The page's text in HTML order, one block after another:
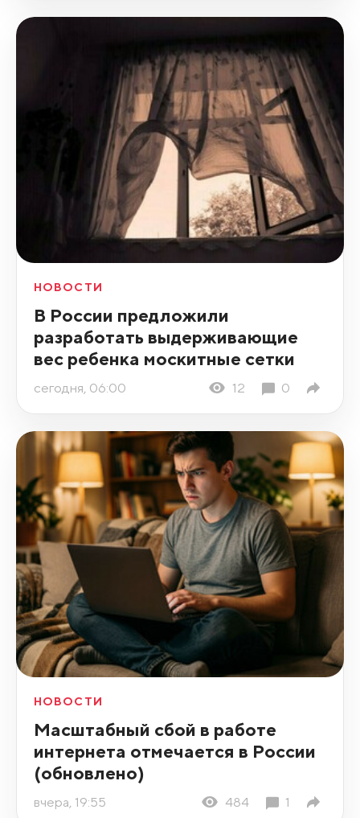
НОВОСТИ
В России предложили
разработать выдерживающие
вес ребенка москитные сетки
сегодня, 06:00 12 0
НОВОСТИ
Масштабный сбой в работе
интернета отмечается в России
(обновлено)
вчера, 19:55 484 1